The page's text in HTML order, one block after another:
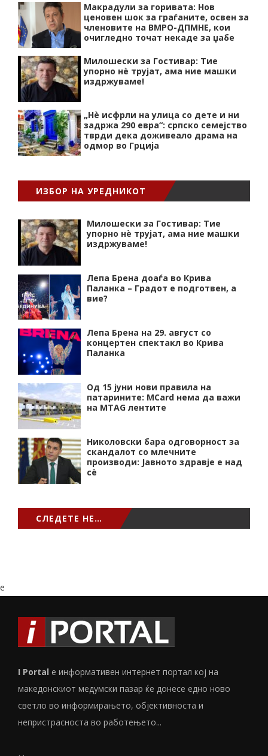
Макрадули за горивата: Нов
ценовен шок за граѓаните, освен за
членовите на ВМРО-ДПМНЕ, кои
очигледно точат некаде за џабе
Милошески за Гостивар: Тие
упорно нѐ трујат, ама ние машки
издржуваме!
„Нѐ исфрли на улица со дете и ни
задржа 290 евра“: српско семејство
тврди дека доживеало драма на
одмор во Грција
ИЗБОР НА УРЕДНИКОТ
Милошески за Гостивар: Тие
упорно нѐ трујат, ама ние машки
издржуваме!
Лепа Брена доаѓа во Крива
Паланка – Градот е подготвен, а
вие?
Лепа Брена на 29. август со
концертен спектакл во Крива
Паланка
Од 15 јуни нови правила на
патарините: MCard нема да важи
на MTAG лентите
Николовски бара одговорност за
скандалот со млечните
производи: Јавното здравје е над
сѐ
СЛЕДЕТЕ НЕ…
e
I Portal е информативен интернет портал кој на
македонскиот медумски пазар ќе донесе едно ново
светло во информирањето, објективноста и
непристрасноста во работењето...